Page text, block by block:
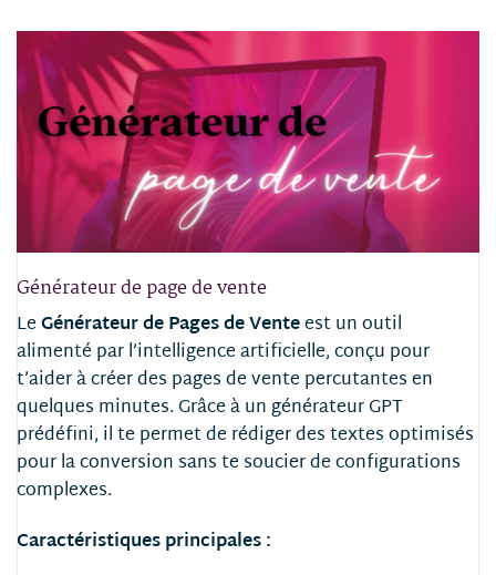
Générateur de page de vente
LeGénérateur de Pages de Venteest un outil
alimenté par l’intelligence artificielle, conçu pour
t’aider à créer des pages de vente percutantes en
quelques minutes. Grâce à un générateur GPT
prédéfini, il te permet de rédiger des textes optimisés
pour la conversion sans te soucier de configurations
complexes.
Caractéristiques principales :